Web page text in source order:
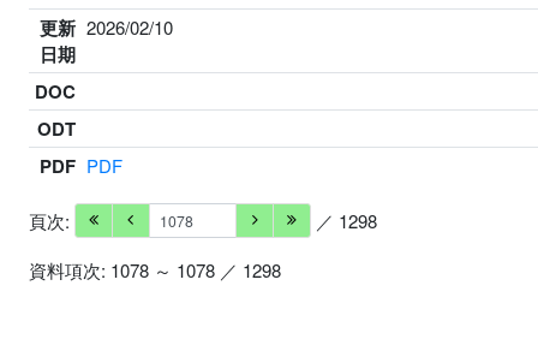
更新
日期
2026/02/10
DOC
ODT
PDF PDF
頁次:
／ 1298
資料項次: 1078 ～ 1078 ／ 1298